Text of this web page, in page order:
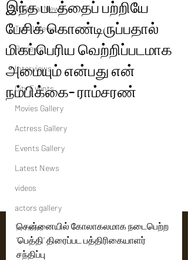
Political News
Tamil News
Reviews
Interviews
City Events
Movies Gallery
Actress Gallery
Events Gallery
Latest News
videos
actors gallery
Tv news
இந்த படத்தைப் பற்றியே
பேசிக் கொண்டிருப்பதால்
மிகப்பெரிய வெற்றிப்படமாக
அமையும் என்பது என்
நம்பிக்கை- ராம்சரண்
சென்னையில் கோலாகலமாக நடைபெற்ற
‘பெத்தி’ திரைப்பட பத்திரிகையாளர்
சந்திப்பு